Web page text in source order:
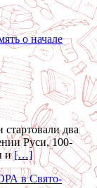
стартовали два
Руси, 100-
и[…]